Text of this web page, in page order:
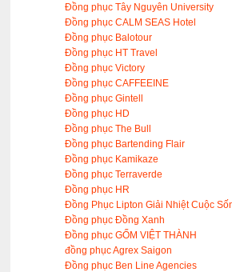
Đồng phục Tây Nguyên University
Đồng phục CALM SEAS Hotel
Đồng phục Balotour
Đồng phục HT Travel
Đồng phục Victory
Đồng phục CAFFEEINE
Đồng phục Gintell
Đồng phục HD
Đồng phục The Bull
Đồng phục Bartending Flair
Đồng phục Kamikaze
Đồng phục Terraverde
Đồng phục HR
Đồng Phục Lipton Giải Nhiệt Cuộc
Đồng phục Đồng Xanh
Đồng phục GỐM VIỆT THÀNH
đồng phục Agrex Saigon
Đồng phục Ben Line Agencies